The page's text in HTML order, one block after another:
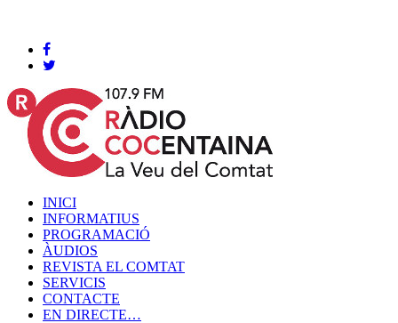
INICI
INFORMATIUS
PROGRAMACIÓ
ÀUDIOS
REVISTA EL COMTAT
SERVICIS
CONTACTE
EN DIRECTE…